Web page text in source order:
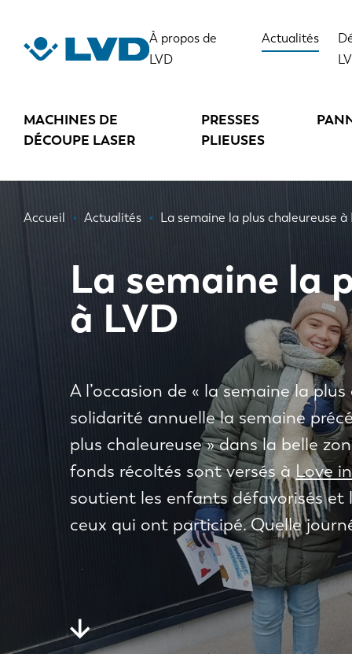
contenu
À propos de
LVD
Actualités
MACHINES DE
DÉCOUPE LASER
PRESSES
PLIEUSES
Fil
d'Ariane
Accueil Actualités La semaine la plus chaleureuse à
La semaine la
à LVD
A l’occasion de « la semaine la
solidarité annuelle la semaine
plus chaleureuse » dans la belle
fonds récoltés sont versés à Love
soutient les enfants défavorisés
ceux qui ont participé. Quelle